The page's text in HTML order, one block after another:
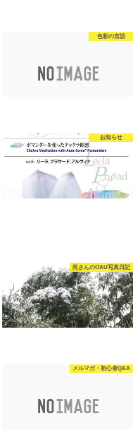
色彩の言語
お知らせ
尚さんのOAU写真日記
メルマガ・初心者Q&A